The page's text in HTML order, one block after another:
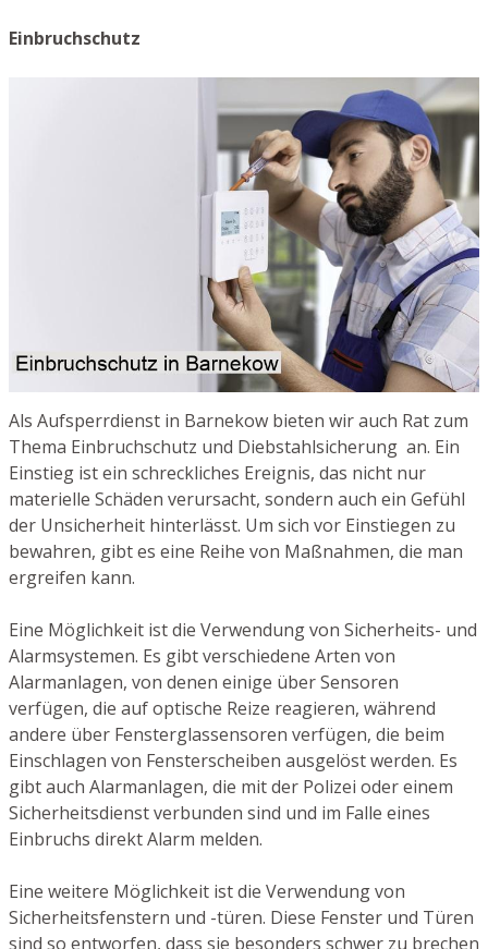
Einbruchschutz
Als Aufsperrdienst in Barnekow bieten wir auch Rat zum
Thema Einbruchschutz und Diebstahlsicherung an. Ein
Einstieg ist ein schreckliches Ereignis, das nicht nur
materielle Schäden verursacht, sondern auch ein Gefühl
der Unsicherheit hinterlässt. Um sich vor Einstiegen zu
bewahren, gibt es eine Reihe von Maßnahmen, die man
ergreifen kann.
Eine Möglichkeit ist die Verwendung von Sicherheits- und
Alarmsystemen. Es gibt verschiedene Arten von
Alarmanlagen, von denen einige über Sensoren
verfügen, die auf optische Reize reagieren, während
andere über Fensterglassensoren verfügen, die beim
Einschlagen von Fensterscheiben ausgelöst werden. Es
gibt auch Alarmanlagen, die mit der Polizei oder einem
Sicherheitsdienst verbunden sind und im Falle eines
Einbruchs direkt Alarm melden.
Eine weitere Möglichkeit ist die Verwendung von
Sicherheitsfenstern und -türen. Diese Fenster und Türen
sind so entworfen, dass sie besonders schwer zu brechen